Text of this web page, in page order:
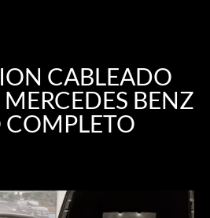
CABLEADO
BENZ
COMPLETO